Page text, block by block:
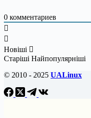
0 комментариев
Новіші
Старіші Найпопулярніші
© 2010 - 2025 UALinux